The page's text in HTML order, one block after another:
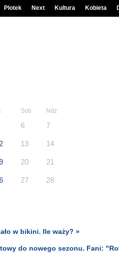
Plotek Next Kultura Kobieta
Sob Ndz
6 7
13 14
20 21
27 28
w bikini. Ile waży? »
do nowego sezonu. Fani: